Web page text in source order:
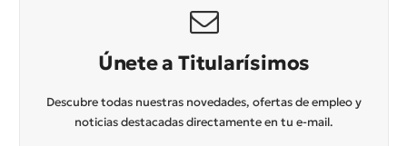
Únete a Titularísimos
Descubre todas nuestras novedades, ofertas de empleo y
noticias destacadas directamente en tu e-mail.